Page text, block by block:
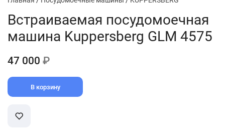
Встраиваемая посудомоечная
машина Kuppersberg GLM 4575
47 000 ₽
В корзину